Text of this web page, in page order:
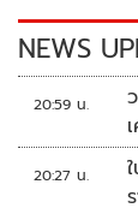
k
NEWS
20:59 น.
20:27 น.